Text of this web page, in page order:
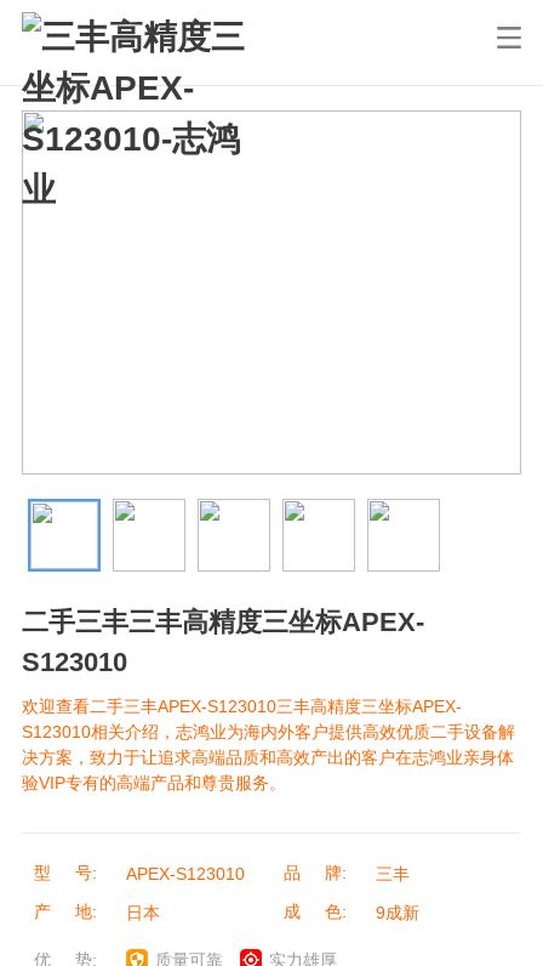
二手三丰三丰高精度三坐标APEX-
S123010
欢迎查看二手三丰APEX-S123010三丰高精度三坐标APEX-
S123010相关介绍，志鸿业为海内外客户提供高效优质二手设备解
决方案，致力于让追求高端品质和高效产出的客户在志鸿业亲身体
验VIP专有的高端产品和尊贵服务。
型 号: APEX-S123010 品 牌:
三丰
产 地:
日本 成 色: 9成新
优 势: 质量可靠 实力雄厚